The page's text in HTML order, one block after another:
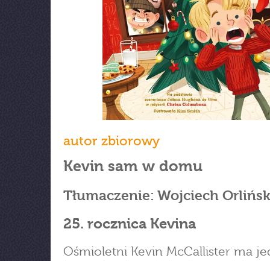
autor zbiorowy
Kevin sam w domu
Tłumaczenie: Wojciech
25. rocznica Kevina
Ośmioletni Kevin McCallister ma